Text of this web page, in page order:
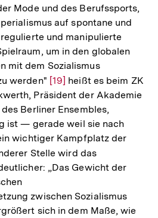
Mode und des Berufssports,
auf spontane und
und manipulierte
um in den globalen
mit dem Sozialismus
werden" Zur
Auflösung
der
Fußnote
[19] heißt es beim ZK
Präsident der Akademie
Berliner Ensembles,
ist — gerade weil sie nach
wichtiger Kampfplatz der
Stelle wird das
„Das Gewicht der
zwischen Sozialismus
sich in dem Maße, wie